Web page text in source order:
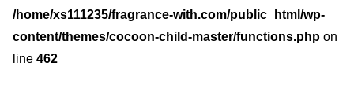
/home/xs111235/fragrance-with.com/public_html/wp-
content/themes/cocoon-child-master/functions.php on
line 462